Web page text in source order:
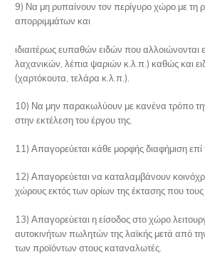
9) Να μη ρυπαίνουν τον περίγυρο χώρο με τη
απορριμμάτων και
ιδιαιτέρως ευπαθών ειδών που αλλοιώνονται
λαχανικών, λέπια ψαριών κ.λ.π.) καθώς και
(χαρτόκουτα, τελάρα κ.λ.π.).
10) Να μην παρακωλύουν με κανένα τρόπο
στην εκτέλεση του έργου της.
11) Απαγορεύεται κάθε μορφής διαφήμιση επί
12) Απαγορεύεται να καταλαμβάνουν
χώρους εκτός των ορίων της έκτασης που τους
13) Απαγορεύεται η είσοδος στο χώρο
αυτοκινήτων πωλητών της λαϊκής μετά από
των προϊόντων στους καταναλωτές.